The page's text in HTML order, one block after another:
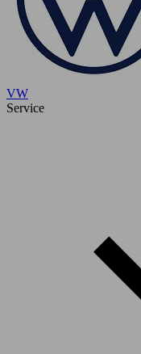
VW
Service